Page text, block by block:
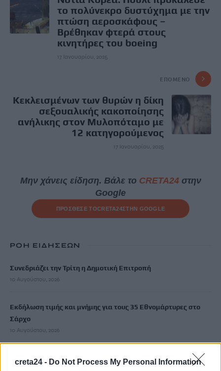
creta24 - Do Not Process My Personal Information
το πολύνεκρο δυστύχημα με την
πτώση αεροσκάφους –
Βρέθηκαν φτερά στους
κινητήρες του boeing
17 Ιανουαρίου, 2025
ΕΠΌΜΕΝΟ
Κεκλεισμένων των θυρών η δίκη
σεξουαλικής κακοποίησης
ανήλικης στον Μυλοπόταμο με
12 κατηγορούμενος
17 Ιανουαρίου, 2025
Μην χάνεις είδηση. Βάλε το CRETA24στην
Google
ΠΡΟΣΘΕΣΕ ΤΟCRETA24ΣΤΗΝ GOOGLE
ΡΟΗ ΕΙΔΗΣΕΩΝ
Συνεδριάζει την Τρίτη η Δημοτική Επιτροπή
10 Αυγούστου, 2026
Εκδήλωση τιμής και μνήμης για τους 35 Εθνομάρτυρες στο
Σάρχο
10 Αυγούστου, 2026
Χρονοδιαγράμματα ζητάει ο Κωνσταντίνος Κεφαλογιάννης